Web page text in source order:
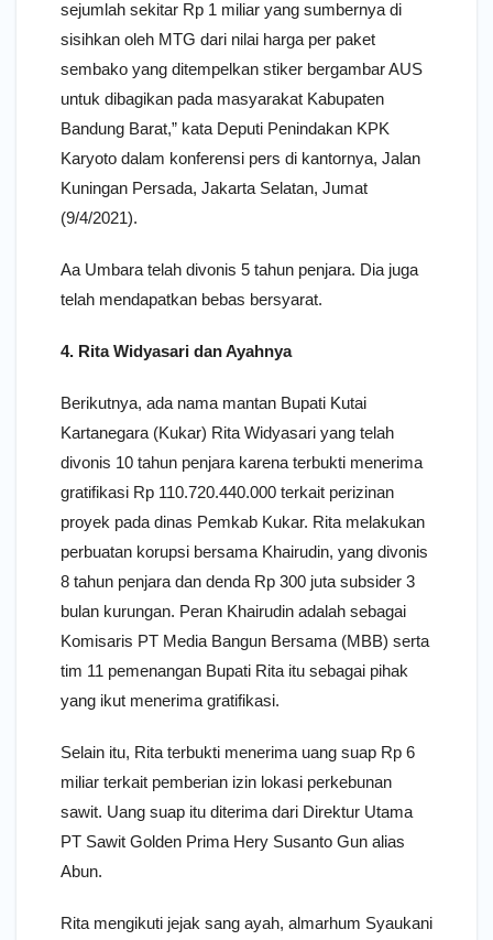
sejumlah sekitar Rp 1 miliar yang sumbernya di
sisihkan oleh MTG dari nilai harga per paket
sembako yang ditempelkan stiker bergambar AUS
untuk dibagikan pada masyarakat Kabupaten
Bandung Barat,” kata Deputi Penindakan KPK
Karyoto dalam konferensi pers di kantornya, Jalan
Kuningan Persada, Jakarta Selatan, Jumat
(9/4/2021).
Aa Umbara telah divonis 5 tahun penjara. Dia juga
telah mendapatkan bebas bersyarat.
4. Rita Widyasari dan Ayahnya
Berikutnya, ada nama mantan Bupati Kutai
Kartanegara (Kukar) Rita Widyasari yang telah
divonis 10 tahun penjara karena terbukti menerima
gratifikasi Rp 110.720.440.000 terkait perizinan
proyek pada dinas Pemkab Kukar. Rita melakukan
perbuatan korupsi bersama Khairudin, yang divonis
8 tahun penjara dan denda Rp 300 juta subsider 3
bulan kurungan. Peran Khairudin adalah sebagai
Komisaris PT Media Bangun Bersama (MBB) serta
tim 11 pemenangan Bupati Rita itu sebagai pihak
yang ikut menerima gratifikasi.
Selain itu, Rita terbukti menerima uang suap Rp 6
miliar terkait pemberian izin lokasi perkebunan
sawit. Uang suap itu diterima dari Direktur Utama
PT Sawit Golden Prima Hery Susanto Gun alias
Abun.
Rita mengikuti jejak sang ayah, almarhum Syaukani